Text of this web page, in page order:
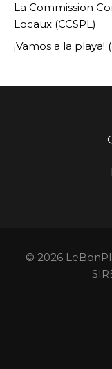
La Commission
Locaux (CCSPL)
¡Vamos a la playa!
© 2026